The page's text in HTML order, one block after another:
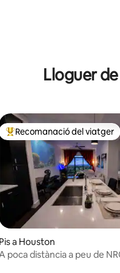
Lloguer
mitjana d'un total de 5;
Principals recomanacions
Recomanació del viatger
Pis a Houston
poca distància a peu de